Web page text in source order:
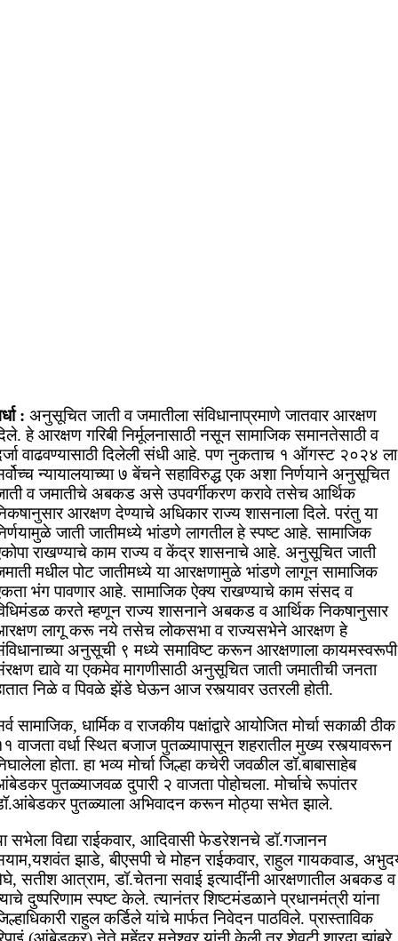
: अनुसूचित जाती व जमातीला संविधानाप्रमाणे जातवार आरक्षण
हे आरक्षण गरिबी निर्मूलनासाठी नसून सामाजिक समानतेसाठी व
वाढवण्यासाठी दिलेली संधी आहे. पण नुकताच १ ऑगस्ट २०२४ ला
न्यायालयाच्या ७ बेंचने सहाविरुद्ध एक अशा निर्णयाने अनुसूचित
व जमातीचे अबकड असे उपवर्गीकरण करावे तसेच आर्थिक
आरक्षण देण्याचे अधिकार राज्य शासनाला दिले. परंतु या
जाती जातीमध्ये भांडणे लागतील हे स्पष्ट आहे. सामाजिक
राखण्याचे काम राज्य व केंद्र शासनाचे आहे. अनुसूचित जाती
मधील पोट जातीमध्ये या आरक्षणामुळे भांडणे लागून सामाजिक
भंग पावणार आहे. सामाजिक ऐक्य राखण्याचे काम संसद व
करते म्हणून राज्य शासनाने अबकड व आर्थिक निकषानुसार
लागू करू नये तसेच लोकसभा व राज्यसभेने आरक्षण हे
अनुसूची ९ मध्ये समाविष्ट करून आरक्षणाला कायमस्वरूपी
द्यावे या एकमेव मागणीसाठी अनुसूचित जाती जमातीची जनता
निळे व पिवळे झेंडे घेऊन आज रस्त्यावर उतरली होती.
सामाजिक, धार्मिक व राजकीय पक्षांद्वारे आयोजित मोर्चा सकाळी ठीक
वाजता वर्धा स्थित बजाज पुतळ्यापासून शहरातील मुख्य रस्त्यावरून
होता. हा भव्य मोर्चा जिल्हा कचेरी जवळील डॉ.बाबासाहेब
पुतळ्याजवळ दुपारी २ वाजता पोहोचला. मोर्चाचे रूपांतर
पुतळ्याला अभिवादन करून मोठ्या सभेत झाले.
सभेला विद्या राईकवार, आदिवासी फेडरेशनचे डॉ.गजानन
झाडे, बीएसपी चे मोहन राईकवार, राहुल गायकवाड,
सतीश आत्राम, डॉ.चेतना सवाई इत्यादींनी आरक्षणातील अबकड व
दुष्परिणाम स्पष्ट केले. त्यानंतर शिष्टमंडळाने प्रधानमंत्री यांना
राहुल कर्डिले यांचे मार्फत निवेदन पाठविले. प्रास्ताविक